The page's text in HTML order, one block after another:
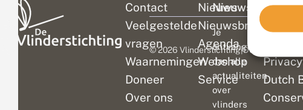
Contact
Veelgestelde
vragen
Waarnemingen
Doneer
Over ons
Nieuws
Nieuwsbrief
Agenda
Webshop
Service
Dutch
Nieuwsbrief
Je
ontvangt
dan alle
actualiteiten
over
vlinders
© 2026 Vlinderstichting|Duurzaam